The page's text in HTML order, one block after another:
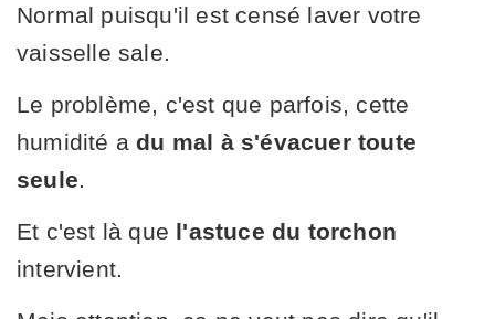
Normal puisqu'il est censé laver votre
vaisselle sale.
Le problème, c'est que parfois, cette
humidité adu mal à s'évacuer toute
seule
Et c'est là que l'astuce du torchon
intervient.